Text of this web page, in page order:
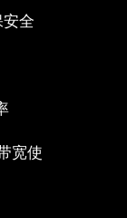
全
宽使